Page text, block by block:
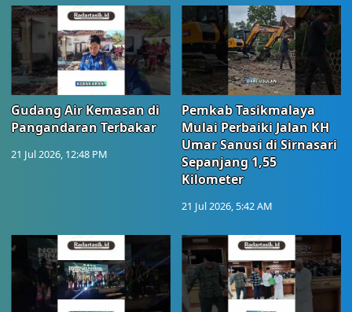
Gudang Air Kemasan di
Pangandaran Terbakar
21 Jul 2026, 12:48 PM
Pemkab Tasikmalaya
Mulai Perbaiki Jalan KH
Umar Sanusi di Sirnasari
Sepanjang 1,55
Kilometer
21 Jul 2026, 5:42 AM